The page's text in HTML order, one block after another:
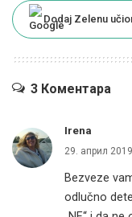
Dodaj Zelenu
3 Коментара
Irena
29. април
Bezveze
odlučno